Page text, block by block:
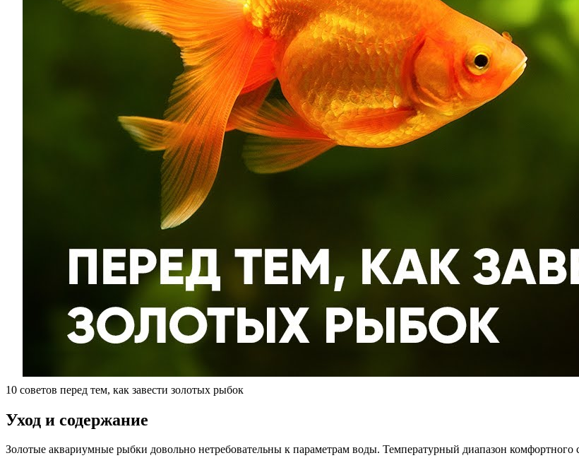
10 советов перед тем, как завести золотых рыбок
Уход и содержание
Золотые аквариумные рыбки довольно нетребовательны к параметрам воды. Температурный диапазон комфортного